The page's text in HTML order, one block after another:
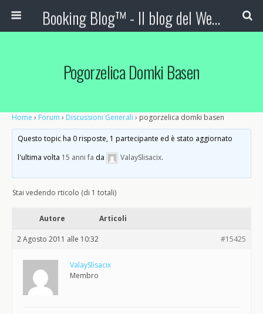
Booking Blog™ - Il blog del Web Marketing Turistico
Pogorzelica Domki Basen
Home › Forum › Discussioni Generali › pogorzelica domki basen
Questo topic ha 0 risposte, 1 partecipante ed è stato aggiornato
l'ultima volta 15 anni fa da ValaySlisacix.
Stai vedendo rticolo (di 1 totali)
Autore Articoli
2 Agosto 2011 alle 10:32 #15425
ValaySlisacix
Membro